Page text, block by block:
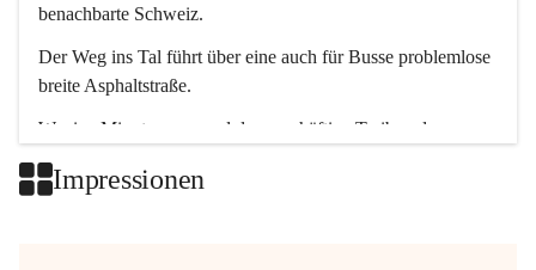
benachbarte Schweiz.
Der Weg ins Tal führt über eine auch für Busse problemlose
breite Asphaltstraße.
Wenige Minuten nur, und das geschäftige Treiben der
Impressionen